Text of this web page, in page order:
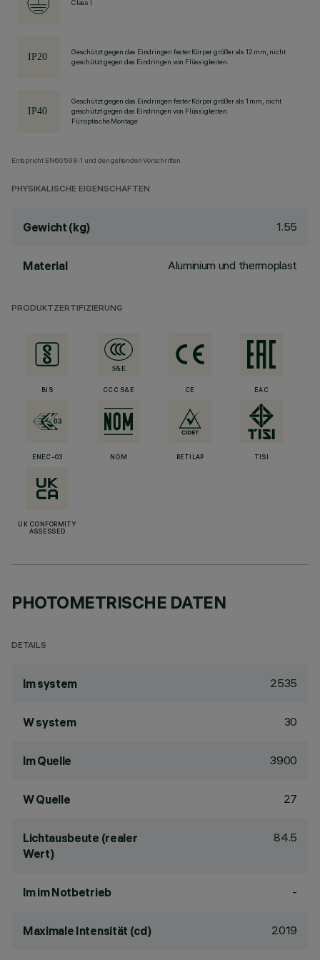
Class I
Geschützt gegen das Eindringen fester Körper größer als 12 mm, nicht
geschützt gegen das Eindringen von Flüssigkeiten.
Geschützt gegen das Eindringen fester Körper größer als 1 mm, nicht
geschützt gegen das Eindringen von Flüssigkeiten.
Für optische Montage
Entspricht EN60598-1 und den geltenden Vorschriften.
PHYSIKALISCHE EIGENSCHAFTEN
Gewicht (kg) 1.55
Material Aluminium und thermoplast
PRODUKTZERTIFIZIERUNG
BIS CCC S&E CE EAC
ENEC-03 NOM RETILAP TISI
UK CONFORMITY
ASSESSED
PHOTOMETRISCHE DATEN
DETAILS
lm system 2535
W system 30
lm Quelle 3900
W Quelle 27
Lichtausbeute (realer
Wert)
84.5
lm im Notbetrieb -
Maximale Intensität (cd) 2019